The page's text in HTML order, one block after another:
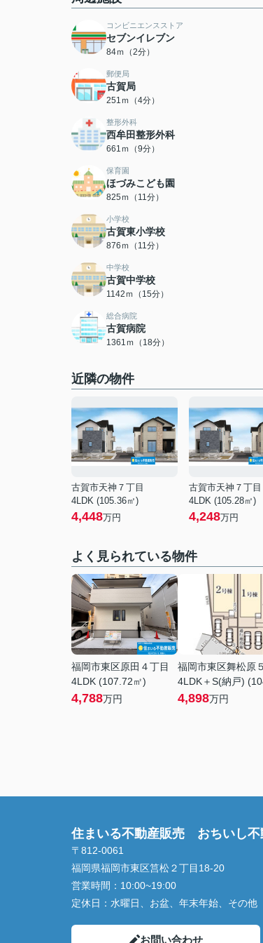
コンビニエンスストア
セブンイレブン
84ｍ（2分）
郵便局
古賀局
251ｍ（4分）
整形外科
西牟田整形外科
661ｍ（9分）
保育園
ほづみこども園
825ｍ（11分）
小学校
古賀東小学校
876ｍ（11分）
中学校
古賀中学校
1142ｍ（15分）
総合病院
古賀病院
1361ｍ（18分）
近隣の物件
古賀市天神７丁目
4LDK (105.36㎡)
4,448万円
古賀市天神７丁目
4LDK (105.28㎡)
4,248万円
よく見られている物件
福岡市東区原田４丁目
4LDK (107.72㎡)
4,788万円
福岡市東区舞松原
4LDK＋S(納戸)
4,898万円
住まいる不動産販売 おちいし不
〒812-0061
福岡県福岡市東区筥松２丁目18-20
営業時間： 10:00~19:00
定休日： 水曜日、お盆、年末年始、その他
お問い合わせ